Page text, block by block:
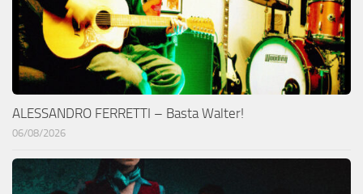
ALESSANDRO FERRETTI – Basta Walter!
06/08/2026